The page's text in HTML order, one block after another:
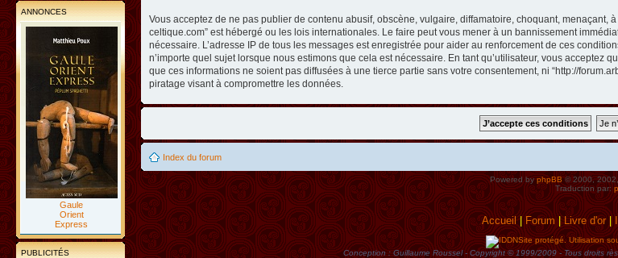
ANNONCES
Gaule
Orient
Express
PUBLICITÉS
Vous acceptez de ne pas publier de contenu abusif, obscène, vulgaire, diffamatoire, choquant,
celtique.com” est hébergé ou les lois internationales. Le faire peut vous mener à un bannissement
nécessaire. L’adresse IP de tous les messages est enregistrée pour aider au renforcement de ces
n’importe quel sujet lorsque nous estimons que cela est nécessaire. En tant qu’utilisateur, vous
que ces informations ne soient pas diffusées à une tierce partie sans votre consentement, ni “http://
piratage visant à compromettre les données.
Index du forum
Powered byphpBB© 2000,
Traduction par:
Accueil|Forum|Livre d'or|
Site protégé. Utilisation
Conception : Guillaume Roussel - Copyright © 1999/2009 - Tous droits